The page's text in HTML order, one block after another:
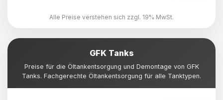
Alle Preise verstehen sich zzgl. 19% MwSt.
GFK Tanks
Preise für die Öltankentsorgung und Demontage von GFK
Tanks. Fachgerechte Öltankentsorgung für alle Tanktypen.